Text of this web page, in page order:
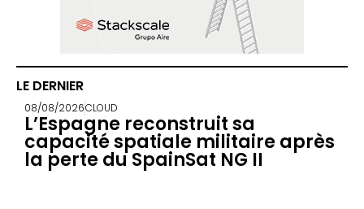
LE DERNIER
08/08/2026CLOUD
L’Espagne reconstruit sa
capacité spatiale militaire après
la perte du SpainSat NG II